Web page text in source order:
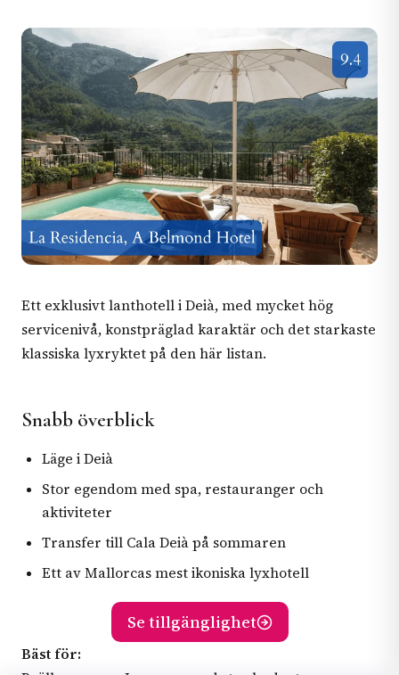
Ett exklusivt lanthotell i Deià, med mycket hög
servicenivå, konstpräglad karaktär och det starkaste
klassiska lyxryktet på den här listan.
Snabb överblick
Läge i Deià
Stor egendom med spa, restauranger och
aktiviteter
Transfer till Cala Deià på sommaren
Ett av Mallorcas mest ikoniska lyxhotell
Se tillgänglighet
Bäst för: